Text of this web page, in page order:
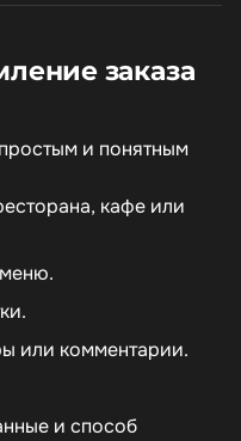
заказа
и понятным
кафе или
или комментарии.
и способ